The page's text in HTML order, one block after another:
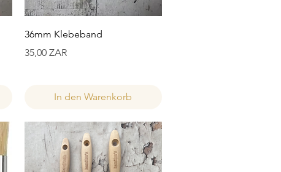
Schnellansicht
36mm Klebeband
Preis
35,00 ZAR
In den Warenkorb